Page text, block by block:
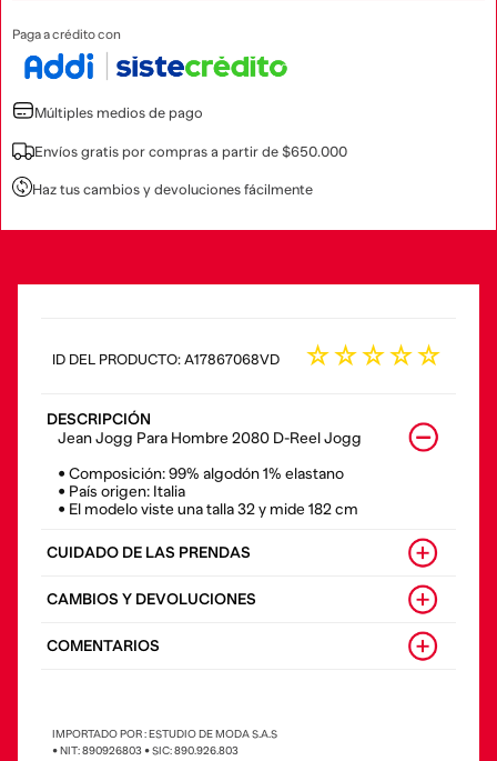
Paga a crédito con
Múltiples medios de pago
Envíos gratis por compras a partir de $650.000
Haz tus cambios y devoluciones fácilmente
: A17867068VD ☆☆☆☆☆
DESCRIPCIÓN
Jean Jogg Para Hombre 2080 D-Reel Jogg
• Composición: 99% algodón 1% elastano
• País origen: Italia
• El modelo viste una talla 32 y mide 182 cm
CUIDADO DE LAS PRENDAS
CAMBIOS Y DEVOLUCIONES
COMENTARIOS
IMPORTADO POR : ESTUDIO DE MODA S.A.S
• NIT: 890926803 • SIC: 890.926.803